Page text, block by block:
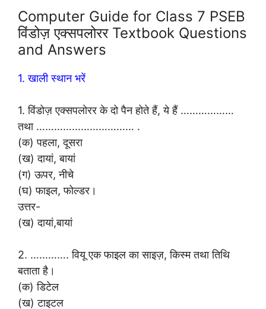
Computer Guide for Class 7 PSEB
विंडोज़ एक्सपलोरर Textbook Questions
and Answers
1. खाली स्थान भरें
1. विंडोज़ एक्सपलोरर के दो पैन होते हैं, ये हैं ………………
तथा …………………………… .
(क) पहला, दूसरा
(ख) दायां, बायां
(ग) ऊपर, नीचे
(घ) फाइल, फोल्डर।
उत्तर-
(ख) दायां,बायां
2. …………. वियू एक फाइल का साइज़, किस्म तथा तिथि
बताता है।
(क) डिटेल
(ख) टाइटल